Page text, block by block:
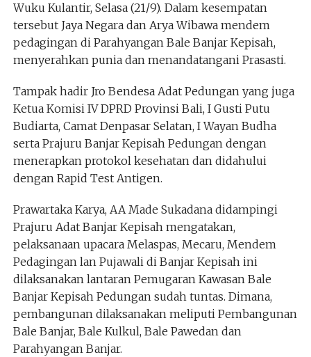
Wuku Kulantir, Selasa (21/9). Dalam kesempatan
tersebut Jaya Negara dan Arya Wibawa mendem
pedagingan di Parahyangan Bale Banjar Kepisah,
menyerahkan punia dan menandatangani Prasasti.
Tampak hadir Jro Bendesa Adat Pedungan yang juga
Ketua Komisi IV DPRD Provinsi Bali, I Gusti Putu
Budiarta, Camat Denpasar Selatan, I Wayan Budha
serta Prajuru Banjar Kepisah Pedungan dengan
menerapkan protokol kesehatan dan didahului
dengan Rapid Test Antigen.
Prawartaka Karya, AA Made Sukadana didampingi
Prajuru Adat Banjar Kepisah mengatakan,
pelaksanaan upacara Melaspas, Mecaru, Mendem
Pedagingan lan Pujawali di Banjar Kepisah ini
dilaksanakan lantaran Pemugaran Kawasan Bale
Banjar Kepisah Pedungan sudah tuntas. Dimana,
pembangunan dilaksanakan meliputi Pembangunan
Bale Banjar, Bale Kulkul, Bale Pawedan dan
Parahyangan Banjar.